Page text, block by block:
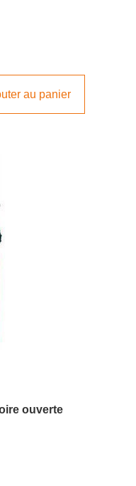
au panier
ouverte